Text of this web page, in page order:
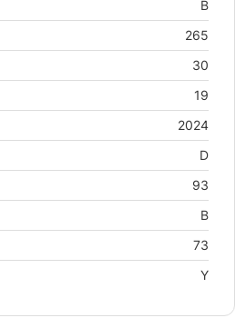
B
265
30
19
2024
D
93
B
73
Y